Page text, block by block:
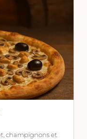
champignons et